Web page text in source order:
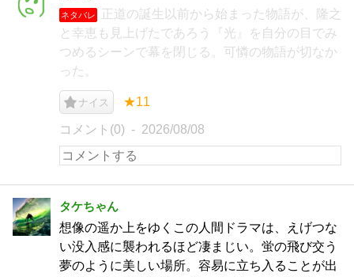
ネタバレ
正道の誕生以前から始まった物語が、隆之
と幸恵も見上げたであろう『光』を自分の目でみ
つめるシーンで幕を閉じる。可憐の物語が切なか
った。
ナイス ★11
コメント(0) 2026/08/08
タケちゃん
想像の遥か上をゆくこの人間ドラマは、えげつな
い没入感に襲われるほど凄まじい。蛍の飛び交う
夢のように美しい場所。容易に立ち入ることが出